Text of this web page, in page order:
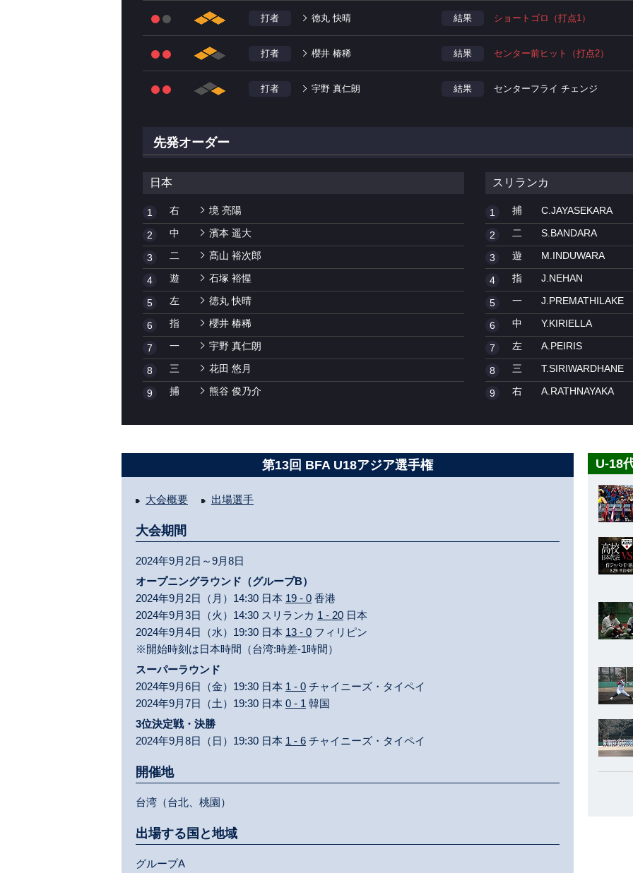
打者 徳丸 快晴 結果 ショートゴロ（打点1）
打者 櫻井 椿稀 結果 センター前ヒット（打点2）
打者 宇野 真仁朗 結果 センターフライ チェンジ
先発オーダー
日本
1 右 境 亮陽
2 中 濱本 遥大
3 二 髙山 裕次郎
4 遊 石塚 裕惺
5 左 徳丸 快晴
6 指 櫻井 椿稀
7 一 宇野 真仁朗
8 三 花田 悠月
9 捕 熊谷 俊乃介
スリランカ
1 捕 C.JAYASEKARA
2 二 S.BANDARA
3 遊 M.INDUWARA
4 指 J.NEHAN
5 一 J.PREMATHILAKE
6 中 Y.KIRIELLA
7 左 A.PEIRIS
8 三 T.SIRIWARDHANE
9 右 A.RATHNAYAKA
第13回 BFA U18アジア選手権
大会概要 出場選手
大会期間
2024年9月2日～9月8日
オープニングラウンド（グループB）
2024年9月2日（月）14:30 日本 19 - 0 香港
2024年9月3日（火）14:30 スリランカ 1 - 20 日本
2024年9月4日（水）19:30 日本 13 - 0 フィリピン
※開始時刻は日本時間（台湾:時差-1時間）
スーパーラウンド
2024年9月6日（金）19:30 日本 1 - 0 チャイニーズ・タイペイ
2024年9月7日（土）19:30 日本 0 - 1 韓国
3位決定戦・決勝
2024年9月8日（日）19:30 日本 1 - 6 チャイニーズ・タイペイ
開催地
台湾（台北、桃園）
出場する国と地域
グループA
U-18